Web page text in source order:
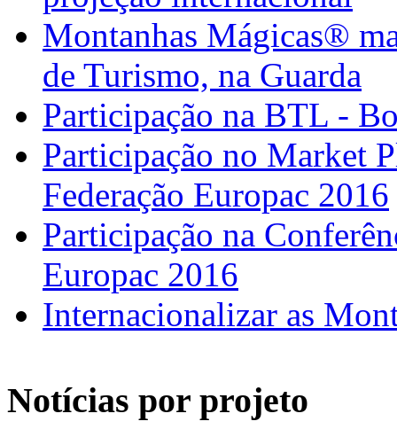
Montanhas Mágicas®
de Turismo, na Guarda
Participação na BTL -
Participação no Market
Federação Europac 2016
Participação na
Europac 2016
Internacionalizar as
Notícias por projeto